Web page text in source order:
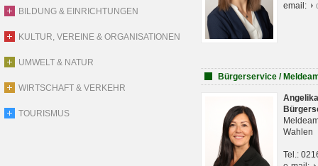
BILDUNG & EINRICHTUNGEN
KULTUR, VEREINE & ORGANISATIONEN
UMWELT & NATUR
WIRTSCHAFT & VERKEHR
TOURISMUS
email:
Bürgerservice /
Wahlen
Tel.: